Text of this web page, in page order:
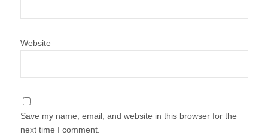
Website
Save my name, email, and website in this browser for the
next time I comment.